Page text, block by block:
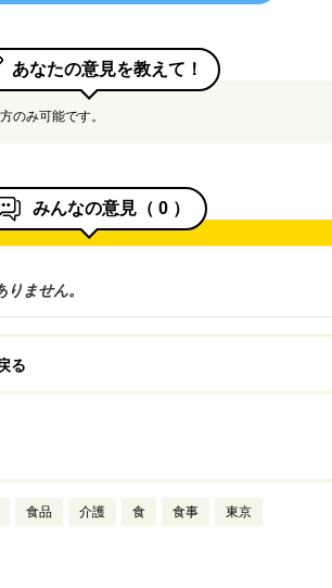
あなたの意見を教えて！
のみ可能です。
みんなの意見（ 0 ）
りません。
る
食品 介護 食 食事 東京